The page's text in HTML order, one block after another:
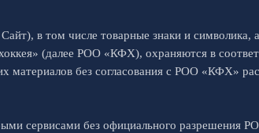
в том числе товарные знаки и символика,
(далее РОО «КФХ), охраняются в
материалов без согласования с РОО «КФХ»
сервисами без официального разрешения